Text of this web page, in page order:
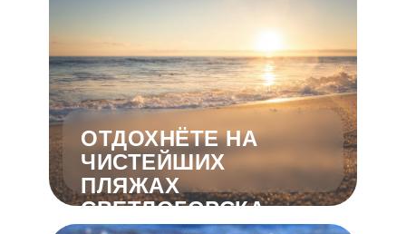
ОТДОХНЁТЕ НА
ЧИСТЕЙШИХ
ПЛЯЖАХ
СВЕТЛОГОРСКА